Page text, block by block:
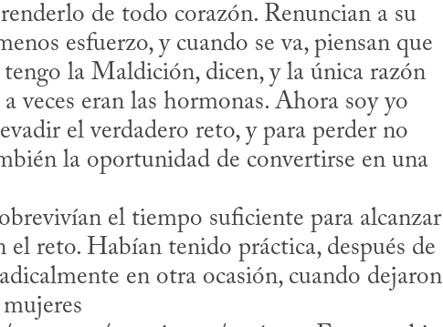
de todo corazón. Renuncian a su
esfuerzo, y cuando se va, piensan que
la Maldición, dicen, y la única razón
veces eran las hormonas. Ahora soy yo
el verdadero reto, y para perder no
la oportunidad de convertirse en una
el reto. Habían tenido práctica, después de
en otra ocasión, cuando dejaron